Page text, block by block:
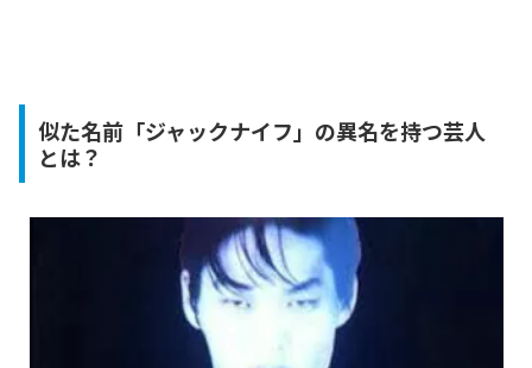
似た名前「ジャックナイフ」の異名を持つ芸人
とは？